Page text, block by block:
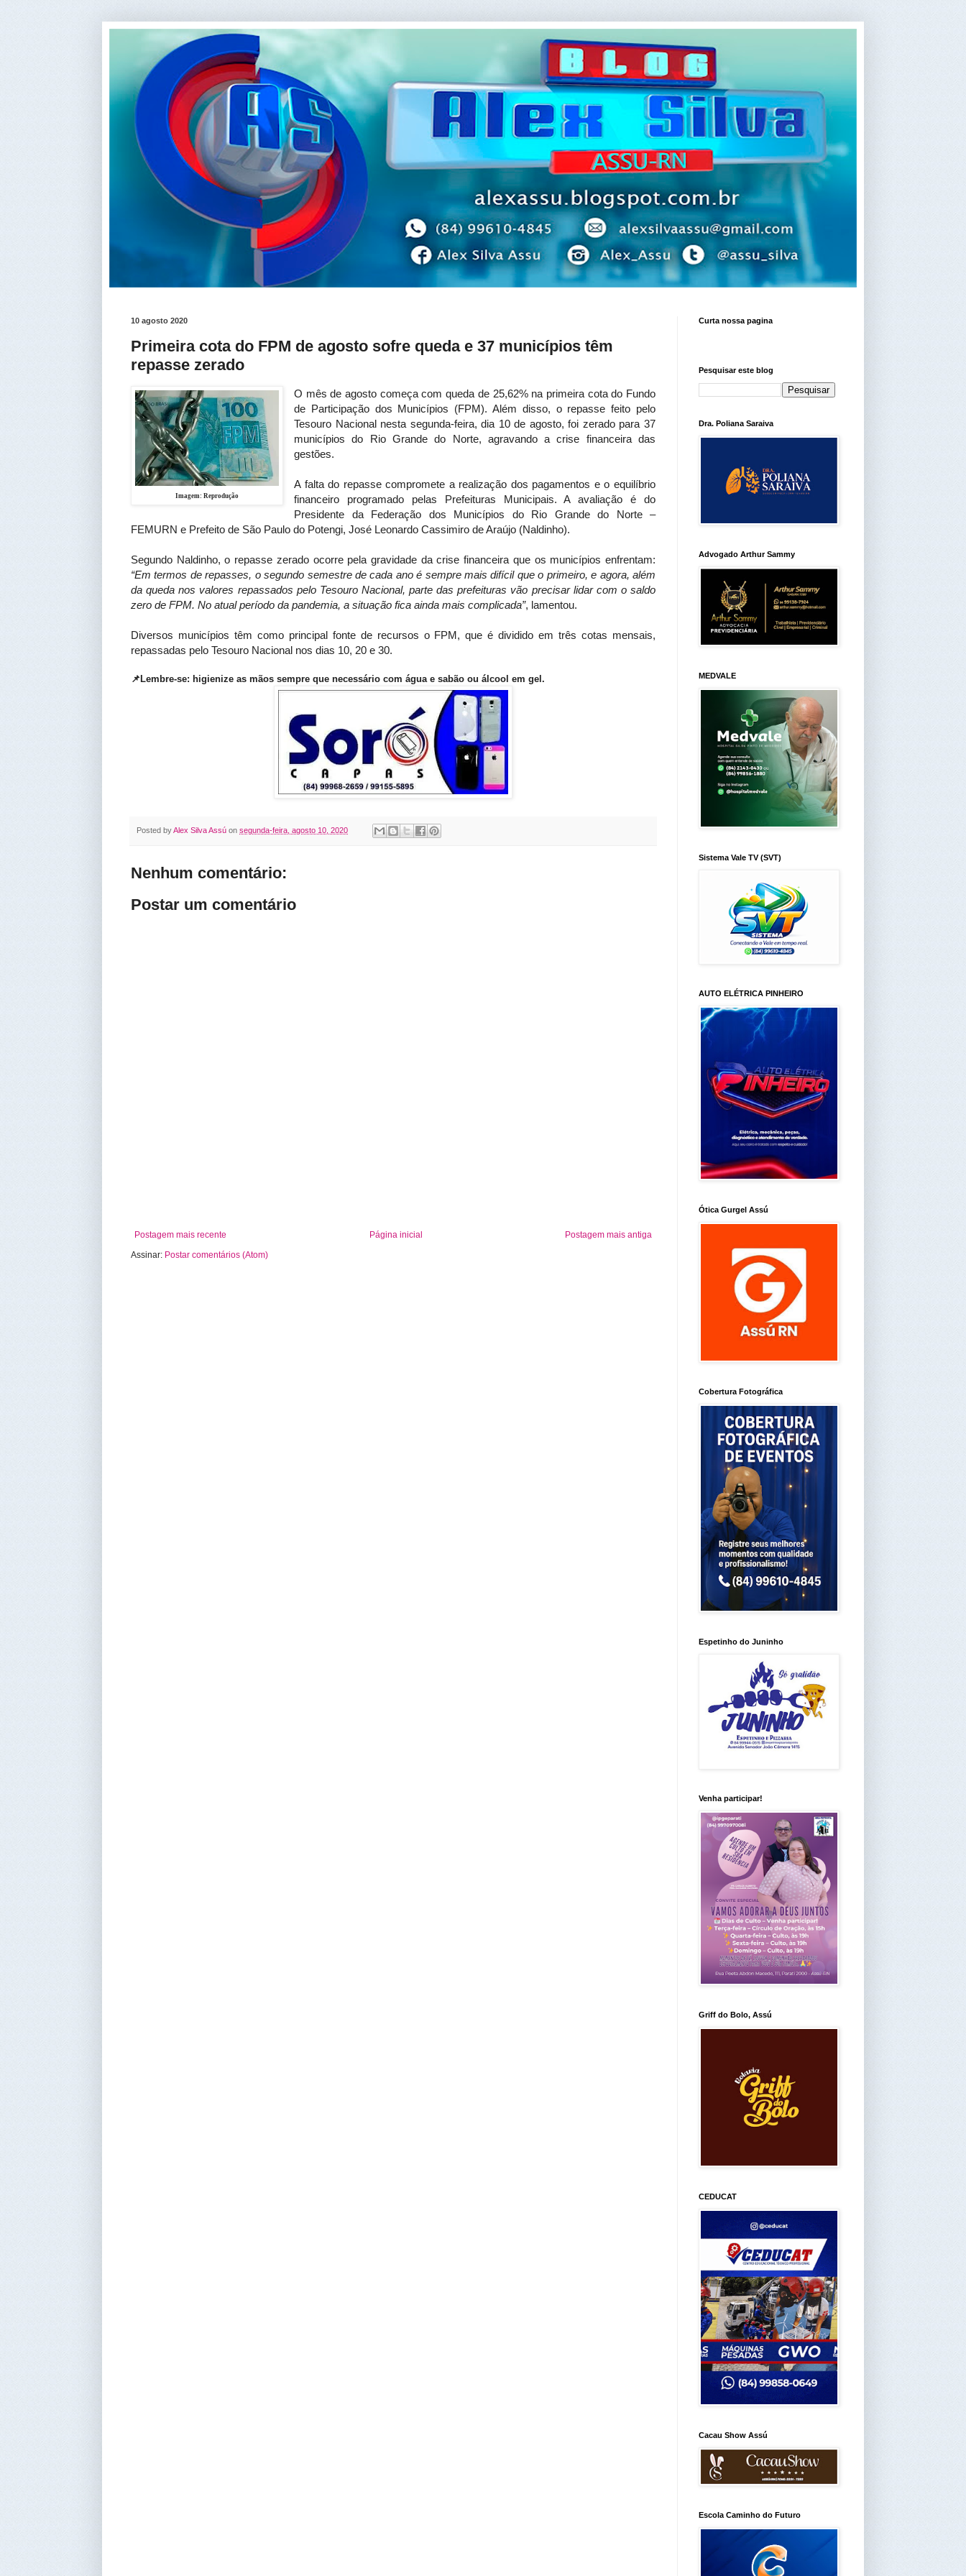
10 agosto 2020
Primeira cota do FPM de agosto sofre queda e 37 municípios têm
repasse zerado
Imagem: Reprodução
O mês de agosto começa com queda de 25,62% na primeira cota do Fundo
de Participação dos Municípios (FPM). Além disso, o repasse feito pelo
Tesouro Nacional nesta segunda-feira, dia 10 de agosto, foi zerado para 37
municípios do Rio Grande do Norte, agravando a crise financeira das
gestões.
A falta do repasse compromete a realização dos pagamentos e o equilíbrio
financeiro programado pelas Prefeituras Municipais. A avaliação é do
Presidente da Federação dos Municípios do Rio Grande do Norte –
FEMURN e Prefeito de São Paulo do Potengi, José Leonardo Cassimiro de Araújo (Naldinho).
Segundo Naldinho, o repasse zerado ocorre pela gravidade da crise financeira que os municípios enfrentam:
“Em termos de repasses, o segundo semestre de cada ano é sempre mais difícil que o primeiro, e agora, além
da queda nos valores repassados pelo Tesouro Nacional, parte das prefeituras vão precisar lidar com o saldo
zero de FPM. No atual período da pandemia, a situação fica ainda mais complicada”, lamentou.
Diversos municípios têm como principal fonte de recursos o FPM, que é dividido em três cotas mensais,
repassadas pelo Tesouro Nacional nos dias 10, 20 e 30.
📌Lembre-se: higienize as mãos sempre que necessário com água e sabão ou álcool em gel.
Posted byAlex Silva Assú on segunda-feira, agosto 10, 2020
Nenhum comentário:
Postar um comentário
Postagem mais recente Postagem mais antiga
Página inicial
Assinar: Postar comentários (Atom)
Curta nossa pagina
Pesquisar este blog
Dra. Poliana Saraiva
Advogado Arthur Sammy
MEDVALE
Sistema Vale TV (SVT)
AUTO ELÉTRICA PINHEIRO
Ótica Gurgel Assú
Cobertura Fotográfica
Espetinho do Juninho
Venha participar!
Griff do Bolo, Assú
CEDUCAT
Cacau Show Assú
Escola Caminho do Futuro